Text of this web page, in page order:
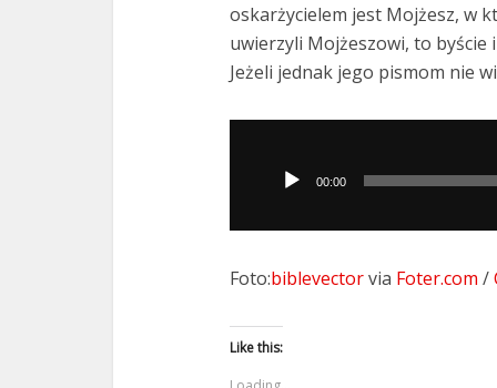
oskarżycielem jest Mojżesz, w
uwierzyli Mojżeszowi, to byście
Jeżeli jednak jego pismom nie
dźwiękowych
00:00
Foto:biblevectorvia Foter.com /
Like this: